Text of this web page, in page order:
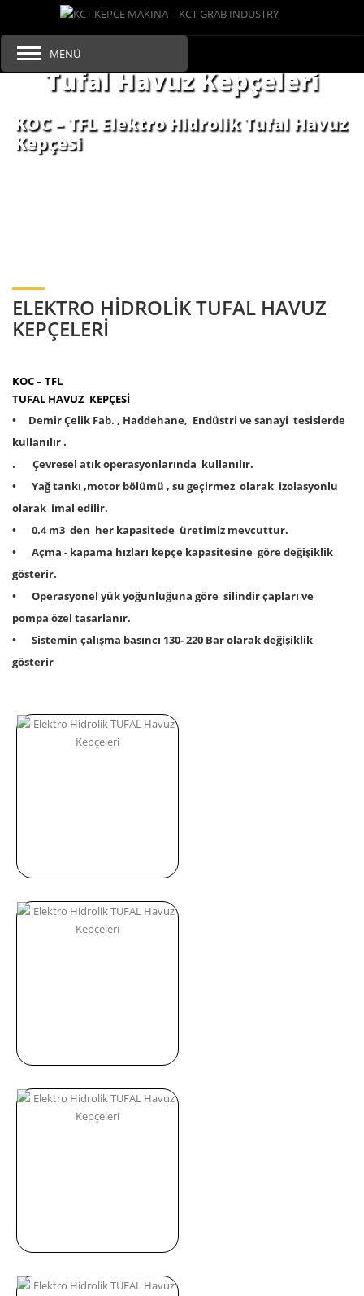
MENÜ
Tufal Havuz Kepçeleri
KOC – TFL Elektro Hidrolik Tufal Havuz
Kepçesi
ELEKTRO HIDROLIK TUFAL HAVUZ
KEPÇELERI
KOC – TFL
TUFAL HAVUZ KEPÇESİ
• Demir Çelik Fab. , Haddehane, Endüstri ve sanayi tesislerde
kullanılır .
. Çevresel atık operasyonlarında kullanılır.
•
Yağ tankı ,motor bölümü , su geçirmez olarak izolasyonlu
olarak imal edilir.
•
0.4 m3 den her kapasitede üretimiz mevcuttur.
•
Açma - kapama hızları kepçe kapasitesine göre değişiklik
gösterir.
•
Operasyonel yük yoğunluğuna göre silindir çapları ve
pompa özel tasarlanır.
•
Sistemin çalışma basıncı 130- 220 Bar olarak değişiklik
gösterir